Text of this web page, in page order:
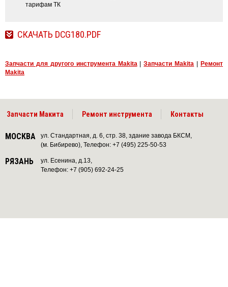
тарифам ТК
СКАЧАТЬ DCG180.PDF
Запчасти для другого инструмента Makita|Запчасти Makita
Ремонт
Makita
Запчасти Макита Ремонт инструмента Контакты
МОСКВА
ул. Стандартная, д. 6, стр. 38, здание завода БКСМ,
(м. Бибирево), Телефон: +7 (495) 225-50-53
РЯЗАНЬ
ул. Есенина, д.13,
Телефон: +7 (905) 692-24-25